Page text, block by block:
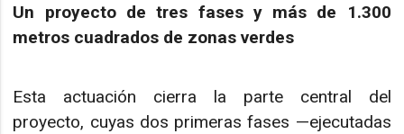
Un proyecto de tres fases y más de 1.300
metros cuadrados de zonas verdes
Esta actuación cierra la parte central del
proyecto, cuyas dos primeras fases —ejecutadas